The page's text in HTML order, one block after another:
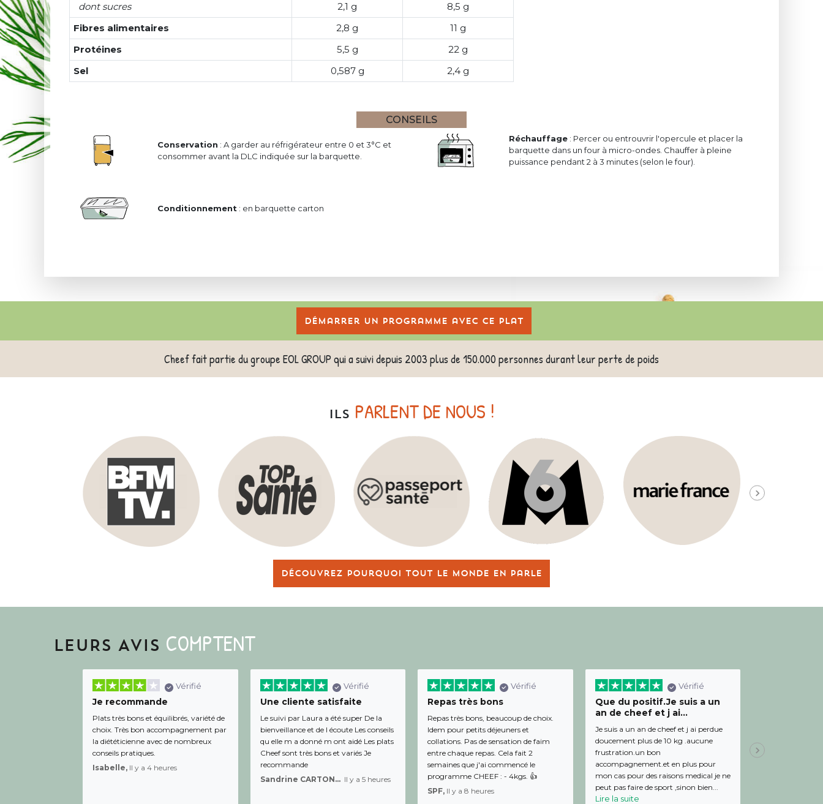
dont sucres
2,1 g
8,5 g
Fibres alimentaires
2,8 g
11 g
Protéines
5,5 g
22 g
Sel
0,587 g 2,4 g
CONSEILS
Conservation : A garder au réfrigérateur entre 0 et 3°C et
consommer avant la DLC indiquée sur la barquette.
Réchauffage: Percer ou entrouvrir l'opercule et placer la
barquette dans un four à micro-ondes. Chauffer à pleine
puissance pendant 2 à 3 minutes (selon le four).
Conditionnement : en barquette carton
Démarrer un programme avec ce plat
Cheef fait partie du groupe EOL GROUP qui a suivi depuis 2003 plus de 150.000 personnes durant leur perte de poids
ILS PARLENT DE NOUS !
Découvrez pourquoi tout le monde en parle
LEURS AVIS COMPTENT
Vérifié
Je recommande
Plats très bons et équilibrés, variété de
choix. Très bon accompagnement par
la diététicienne avec de nombreux
conseils pratiques.
Isabelle, Il y a 4 heures
Vérifié
Une cliente satisfaite
Le suivi par Laura a été super De la
bienveillance et de l écoute Les conseils
qu elle m a donné m ont aidé Les plats
Cheef sont très bons et variés Je
recommande
Sandrine CARTON-BRACQ, Il y a 5 heures
Vérifié
Repas très bons
Repas très bons, beaucoup de choix.
Idem pour petits déjeuners et
collations. Pas de sensation de faim
entre chaque repas. Cela fait 2
semaines que j'ai commencé le
programme CHEEF : - 4kgs. 👍
SPF, Il y a 8 heures
Vérifié
Que du positif.Je suis a un
an de cheef et j ai...
Je suis a un an de cheef et j ai perdue
doucement plus de 10 kg .aucune
frustration.un bon
accompagnement.et en plus pour
mon cas pour des raisons medical je ne
peut pas faire de sport ,sinon bien...
Lire la suite
Julien,